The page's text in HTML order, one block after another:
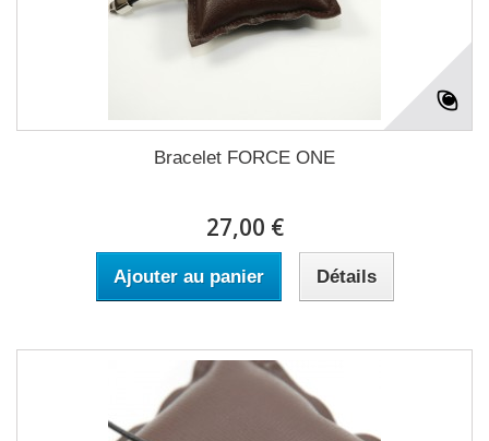
Bracelet FORCE ONE
27,00 €
Ajouter au panier Détails